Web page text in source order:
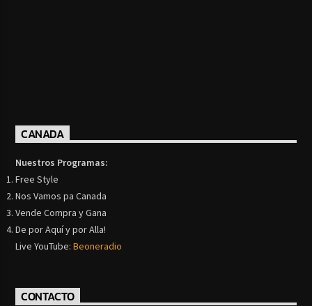
CANADA
Nuestros Programas:
Free Style
Nos Vamos pa Canada
Vende Compra y Gana
De por Aquí y por Alla!
Live YouTube:Beoneradio
CONTACTO